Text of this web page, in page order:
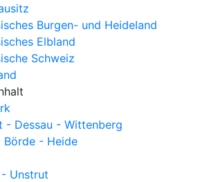
Burgen- und Heideland
Elbland
Schweiz
- Dessau - Wittenberg
Börde - Heide
- Unstrut